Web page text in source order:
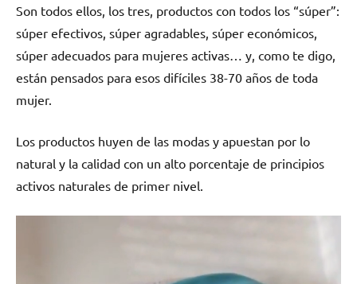
Son todos ellos, los tres, productos con todos los “súper”:
súper efectivos, súper agradables, súper económicos,
súper adecuados para mujeres activas… y, como te digo,
están pensados para esos difíciles 38-70 años de toda
mujer.
Los productos huyen de las modas y apuestan por lo
natural y la calidad con un alto porcentaje de principios
activos naturales de primer nivel.